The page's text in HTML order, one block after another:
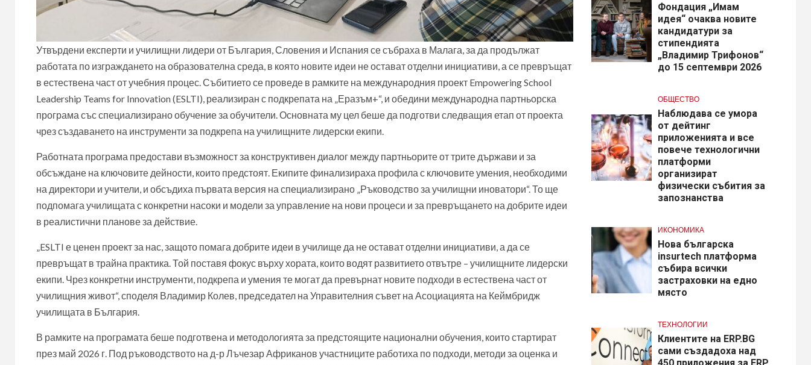
Утвърдени експерти и училищни лидери от България, Словения и Испания се събраха в Малага, за да продължат
работата по изграждането на образователна среда, в която новите идеи не остават отделни инициативи, а се превръщат
в естествена част от учебния процес. Събитието се проведе в рамките на международния проект Empowering School
Leadership Teams for Innovation (ESLTI), реализиран с подкрепата на „Еразъм+“, и обедини международна партньорска
програма със специализирано обучение за обучители. Основната му цел беше да подготви следващия етап от проекта
чрез създаването на инструменти за подкрепа на училищните лидерски екипи.
Работната програма предостави възможност за конструктивен диалог между партньорите от трите държави и за
обсъждане на ключовите дейности, които предстоят. Екипите финализираха профила с ключовите умения, необходими
на директори и учители, и обсъдиха първата версия на специализирано „Ръководство за училищни иноватори“. То ще
подпомага училищата с конкретни насоки и модели за управление на нови процеси и за превръщането на добрите идеи
в реалистични планове за действие.
„ESLTI е ценен проект за нас, защото помага добрите идеи в училище да не остават отделни инициативи, а да се
превръщат в трайна практика. Той поставя фокус върху хората, които водят развитието отвътре – училищните лидерски
екипи. Чрез конкретни инструменти, подкрепа и умения те могат да превърнат новите подходи в естествена част от
училищния живот“, споделя Владимир Колев, председател на Управителния съвет на Асоциацията на Кеймбридж
училищата в България.
В рамките на програмата беше подготвена и методологията за предстоящите национални обучения, които стартират
през май 2026 г. Под ръководството на д-р Лъчезар Африканов участниците работиха по подходи, методи за оценка и
Фондация „Имам
идея“ очаква новите
кандидатури за
стипендията
„Владимир Трифонов“
до 15 септември 2026
ОБЩЕСТВО
Наблюдава се умора
от дейтинг
приложенията и все
повече технологични
платформи
организират
физически събития за
запознанства
ИКОНОМИКА
Нова българска
insurtech платформа
събира всички
застраховки на едно
място
ТЕХНОЛОГИИ
Клиентите на ERP.BG
сами създадоха над